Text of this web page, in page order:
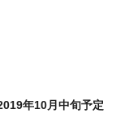
年10月中旬予定